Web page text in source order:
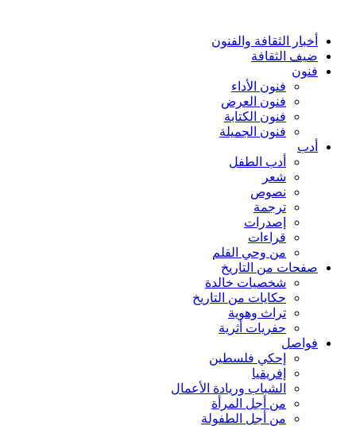
أخبار الثقافة والفنون
ضيف الثقافة
فنون
فنون الأداء
فنون العرض
فنون الكتابة
فنون الجميلة
أدب
أدب الطفل
شعر
نصوص
ترجمة
إصدرات
قراءات
من وحي القلم
صفحات من التاريخ
شخصيات خالدة
حكايات من التاريخ
تراث وهوية
حفريات أثرية
فواصل
إحكي فلسطين
إفريقيا
الشباب وريادة الأعمال
من أجل المرأة
من أجل الطفولة